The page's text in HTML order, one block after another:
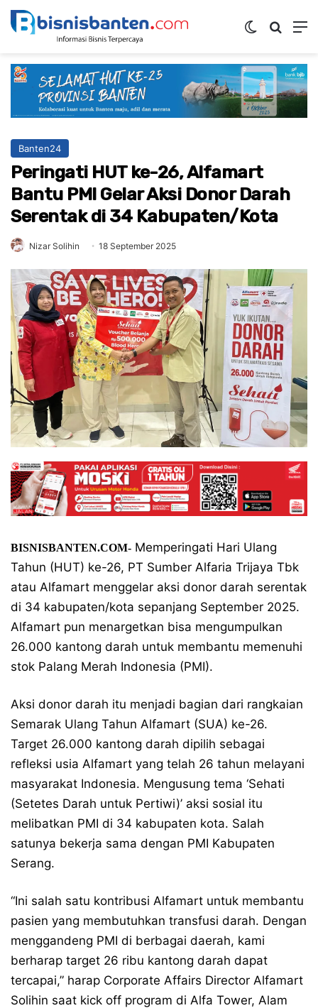
Switch skin
Banten24
Peringati HUT ke-26, Alfamart
Bantu PMI Gelar Aksi Donor Darah
Serentak di 34 Kabupaten/Kota
Nizar Solihin 18 September 2025
BISNISBANTEN.COM- Memperingati Hari Ulang
Tahun (HUT) ke-26, PT Sumber Alfaria Trijaya Tbk
atau Alfamart menggelar aksi donor darah serentak
di 34 kabupaten/kota sepanjang September 2025.
Alfamart pun menargetkan bisa mengumpulkan
26.000 kantong darah untuk membantu memenuhi
stok Palang Merah Indonesia (PMI).
Aksi donor darah itu menjadi bagian dari rangkaian
Semarak Ulang Tahun Alfamart (SUA) ke-26.
Target 26.000 kantong darah dipilih sebagai
refleksi usia Alfamart yang telah 26 tahun melayani
masyarakat Indonesia. Mengusung tema ‘Sehati
(Setetes Darah untuk Pertiwi)’ aksi sosial itu
melibatkan PMI di 34 kabupaten kota. Salah
satunya bekerja sama dengan PMI Kabupaten
Serang.
“Ini salah satu kontribusi Alfamart untuk membantu
pasien yang membutuhkan transfusi darah. Dengan
menggandeng PMI di berbagai daerah, kami
berharap target 26 ribu kantong darah dapat
tercapai,” harap Corporate Affairs Director Alfamart
Solihin saat kick off program di Alfa Tower, Alam